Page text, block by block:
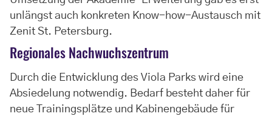
unlängst auch konkreten Know-how-Austausch mit
Zenit St. Petersburg.
Regionales Nachwuchszentrum
Durch die Entwicklung des Viola Parks wird eine
Absiedelung notwendig. Bedarf besteht daher für
neue Trainingsplätze und Kabinengebäude für